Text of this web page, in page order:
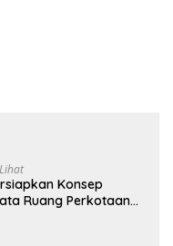
Konsep
Ruang Perkotaan